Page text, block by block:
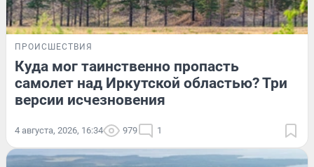
ПРОИСШЕСТВИЯ
Куда мог таинственно пропасть
самолет над Иркутской областью? Три
версии исчезновения
4 августа, 2026, 16:34 979 1